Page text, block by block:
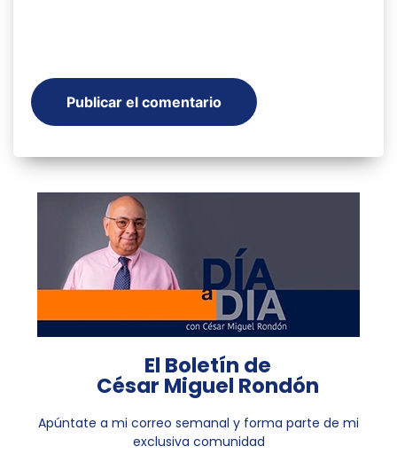
El Boletín de
César Miguel Rondón
Apúntate a mi correo semanal y forma parte de mi
exclusiva comunidad